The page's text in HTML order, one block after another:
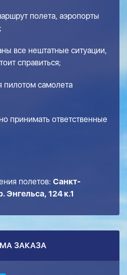
полета, аэропорты
все нештатные ситуации,
справиться;
пилотом самолета
принимать ответственные
полетов: Санкт-
Энгельса, 124 к.1
ЗАКАЗА